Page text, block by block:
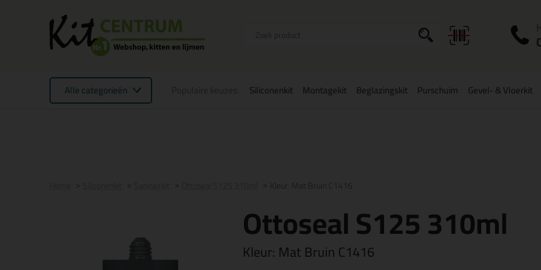
Alle categorieën Siliconenkit Montagekit Beglazingskit Purschuim Gevel- & Vloerkit
Kleur: Mat Bruin C1416
Ottoseal S125 310ml
Kleur: Mat Bruin C1416